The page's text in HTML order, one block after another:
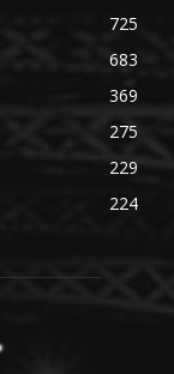
725
683
369
275
229
224